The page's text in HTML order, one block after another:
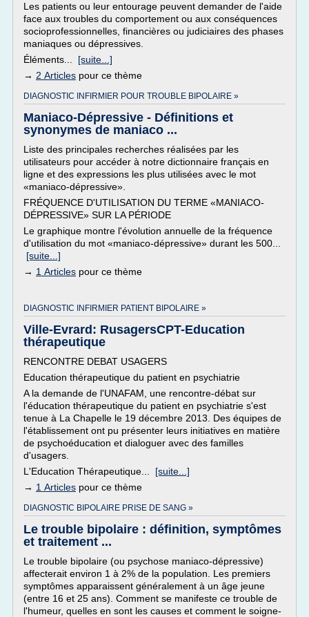
Les patients ou leur entourage peuvent demander de l'aide
face aux troubles du comportement ou aux conséquences
socioprofessionnelles, financières ou judiciaires des phases
maniaques ou dépressives.
Éléments... [suite...]
→ 2 Articles pour ce thème
DIAGNOSTIC INFIRMIER POUR TROUBLE BIPOLAIRE »
Maniaco-Dépressive - Définitions et
synonymes de maniaco ...
Liste des principales recherches réalisées par les
utilisateurs pour accéder à notre dictionnaire français en
ligne et des expressions les plus utilisées avec le mot
«maniaco-dépressive».
FRÉQUENCE D'UTILISATION DU TERME «MANIACO-
DÉPRESSIVE» SUR LA PÉRIODE
Le graphique montre l'évolution annuelle de la fréquence
d'utilisation du mot «maniaco-dépressive» durant les 500...
[suite...]
→ 1 Articles pour ce thème
DIAGNOSTIC INFIRMIER PATIENT BIPOLAIRE »
Ville-Evrard: RusagersCPT-Education
thérapeutique
RENCONTRE DEBAT USAGERS
Education thérapeutique du patient en psychiatrie
A la demande de l'UNAFAM, une rencontre-débat sur
l'éducation thérapeutique du patient en psychiatrie s'est
tenue à La Chapelle le 19 décembre 2013. Des équipes de
l'établissement ont pu présenter leurs initiatives en matière
de psychoéducation et dialoguer avec des familles
d'usagers.
L'Education Thérapeutique... [suite...]
→ 1 Articles pour ce thème
DIAGNOSTIC BIPOLAIRE PRISE DE SANG »
Le trouble bipolaire : définition, symptômes
et traitement ...
Le trouble bipolaire (ou psychose maniaco-dépressive)
affecterait environ 1 à 2% de la population. Les premiers
symptômes apparaissent généralement à un âge jeune
(entre 16 et 25 ans). Comment se manifeste ce trouble de
l'humeur, quelles en sont les causes et comment le soigne-